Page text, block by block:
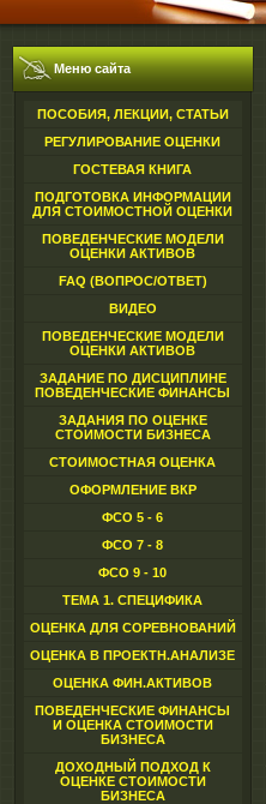
Меню сайта
ПОСОБИЯ, ЛЕКЦИИ, СТАТЬИ
РЕГУЛИРОВАНИЕ ОЦЕНКИ
ГОСТЕВАЯ КНИГА
ПОДГОТОВКА ИНФОРМАЦИИ
ДЛЯ СТОИМОСТНОЙ ОЦЕНКИ
ПОВЕДЕНЧЕСКИЕ МОДЕЛИ
ОЦЕНКИ АКТИВОВ
FAQ (ВОПРОС/ОТВЕТ)
ВИДЕО
ПОВЕДЕНЧЕСКИЕ МОДЕЛИ
ОЦЕНКИ АКТИВОВ
ЗАДАНИЕ ПО ДИСЦИПЛИНЕ
ПОВЕДЕНЧЕСКИЕ ФИНАНСЫ
ЗАДАНИЯ ПО ОЦЕНКЕ
СТОИМОСТИ БИЗНЕСА
СТОИМОСТНАЯ ОЦЕНКА
ОФОРМЛЕНИЕ ВКР
ФСО 5 - 6
ФСО 7 - 8
ФСО 9 - 10
ТЕМА 1. СПЕЦИФИКА
ОЦЕНКА ДЛЯ СОРЕВНОВАНИЙ
ОЦЕНКА В ПРОЕКТН.АНАЛИЗЕ
ОЦЕНКА ФИН.АКТИВОВ
ПОВЕДЕНЧЕСКИЕ ФИНАНСЫ
И ОЦЕНКА СТОИМОСТИ
БИЗНЕСА
ДОХОДНЫЙ ПОДХОД К
ОЦЕНКЕ СТОИМОСТИ
БИЗНЕСА